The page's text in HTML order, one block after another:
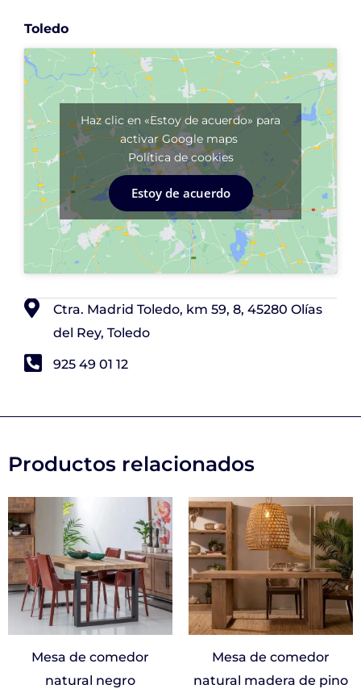
Toledo
Haz clic en «Estoy de acuerdo» para
activar Google maps
Política de cookies
Estoy de acuerdo
Ctra. Madrid Toledo, km 59, 8, 45280 Olías
del Rey, Toledo
925 49 01 12
Productos relacionados
Mesa de comedor
natural negro
Mesa de comedor
natural madera de pino